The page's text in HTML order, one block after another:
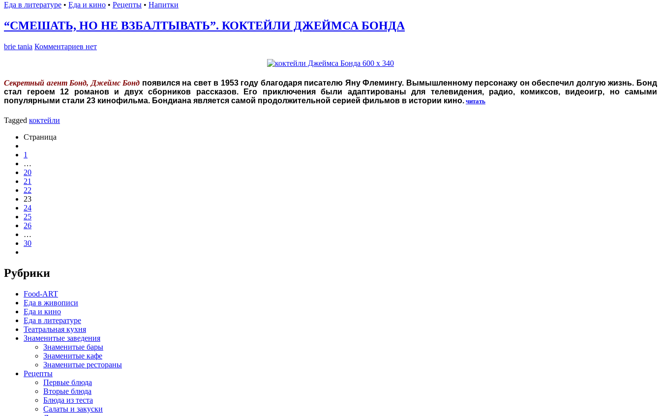
Еда в литературе • Еда и кино • Рецепты • Напитки
“СМЕШАТЬ, НО НЕ ВЗБАЛТЫВАТЬ”. КОКТЕЙЛИ ДЖЕЙМСА БОНДА
brie tania Комментариев нет
Секретный агент Бонд, Джеймс Бонд появился на свет в 1953 году благодаря писателю Яну Флемингу. Вымышленному персонажу он обеспечил долгую жизнь. Бонд
стал героем 12 романов и двух сборников рассказов. Его приключения были адаптированы для телевидения, радио, комиксов, видеоигр, но самыми
популярными стали 23 кинофильма. Бондиана является самой продолжительной серией фильмов в истории кино. читать
Tagged коктейли
Страница
1
…
20
21
22
23
24
25
26
…
30
Рубрики
Food-ART
Еда в живописи
Еда и кино
Еда в литературе
Театральная кухня
Знаменитые заведения
Знаменитые бары
Знаменитые кафе
Знаменитые рестораны
Рецепты
Первые блюда
Вторые блюда
Блюда из теста
Салаты и закуски